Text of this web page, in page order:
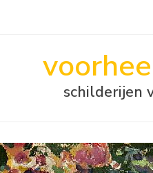
schilderijen